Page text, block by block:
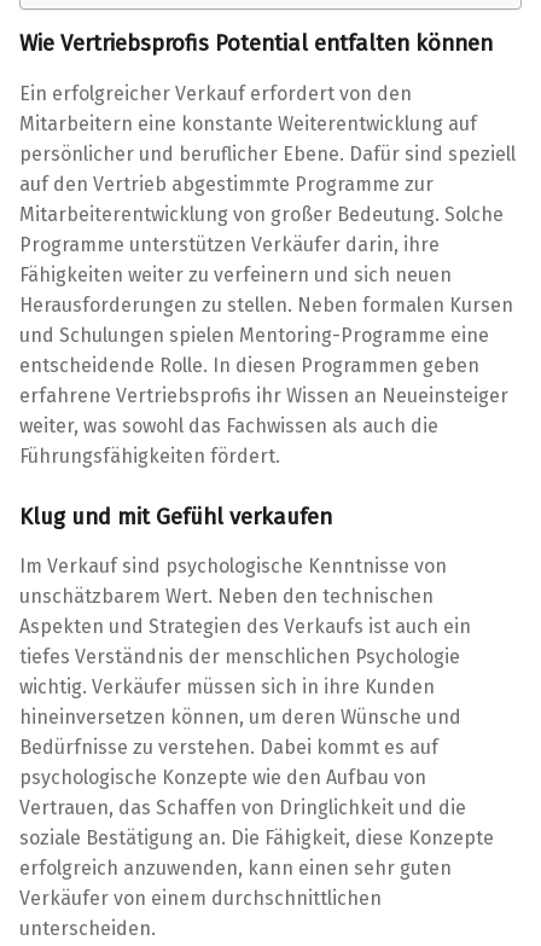
Wie Vertriebsprofis Potential entfalten können
Ein erfolgreicher Verkauf erfordert von den
Mitarbeitern eine konstante Weiterentwicklung auf
persönlicher und beruflicher Ebene. Dafür sind speziell
auf den Vertrieb abgestimmte Programme zur
Mitarbeiterentwicklung von großer Bedeutung. Solche
Programme unterstützen Verkäufer darin, ihre
Fähigkeiten weiter zu verfeinern und sich neuen
Herausforderungen zu stellen. Neben formalen Kursen
und Schulungen spielen Mentoring-Programme eine
entscheidende Rolle. In diesen Programmen geben
erfahrene Vertriebsprofis ihr Wissen an Neueinsteiger
weiter, was sowohl das Fachwissen als auch die
Führungsfähigkeiten fördert.
Klug und mit Gefühl verkaufen
Im Verkauf sind psychologische Kenntnisse von
unschätzbarem Wert. Neben den technischen
Aspekten und Strategien des Verkaufs ist auch ein
tiefes Verständnis der menschlichen Psychologie
wichtig. Verkäufer müssen sich in ihre Kunden
hineinversetzen können, um deren Wünsche und
Bedürfnisse zu verstehen. Dabei kommt es auf
psychologische Konzepte wie den Aufbau von
Vertrauen, das Schaffen von Dringlichkeit und die
soziale Bestätigung an. Die Fähigkeit, diese Konzepte
erfolgreich anzuwenden, kann einen sehr guten
Verkäufer von einem durchschnittlichen
unterscheiden.